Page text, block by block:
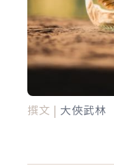
撰文 | 大俠武林